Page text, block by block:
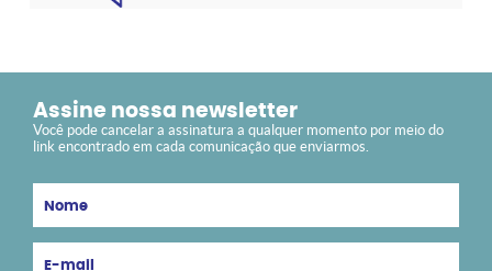
Assine nossa newsletter
Você pode cancelar a assinatura a qualquer momento por meio do
link encontrado em cada comunicação que enviarmos.